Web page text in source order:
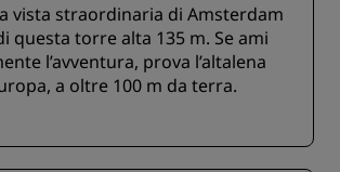
vista straordinaria di Amsterdam
questa torre alta 135 m. Se ami
l’avventura, prova l’altalena
a oltre 100 m da terra.